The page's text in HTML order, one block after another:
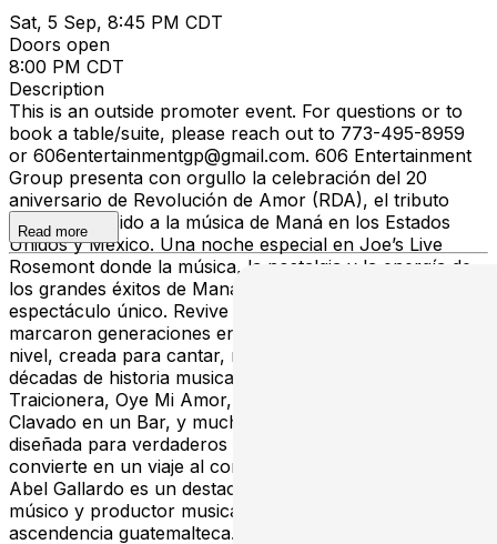
Sat, 5 Sep, 8:45 PM CDT
Doors open
8:00 PM CDT
Description
This is an outside promoter event. For questions or to
book a table/suite, please reach out to 773-495-8959
or 606entertainmentgp@gmail.com. 606 Entertainment
Group presenta con orgullo la celebración del 20
aniversario de Revolución de Amor (RDA), el tributo
más reconocido a la música de Maná en los Estados
Unidos y México. Una noche especial en Joe’s Live
Rosemont donde la música, la nostalgia y la energía de
los grandes éxitos de Maná cobrarán vida en un
espectáculo único. Revive los himnos de Maná que
marcaron generaciones en una producción de alto
nivel, creada para cantar, recordar y celebrar dos
décadas de historia musical: Vivir Sin Aire, Mariposa
Traicionera, Oye Mi Amor, Donde Jugarán los Niños,
Clavado en un Bar, y muchos más… Una experiencia
diseñada para verdaderos fans, donde cada canción se
convierte en un viaje al corazón de una era inolvidable.
Abel Gallardo es un destacado cantante, compositor,
músico y productor musical de origen californiano y
ascendencia guatemalteca. Es conocido en el mundo de
Read more